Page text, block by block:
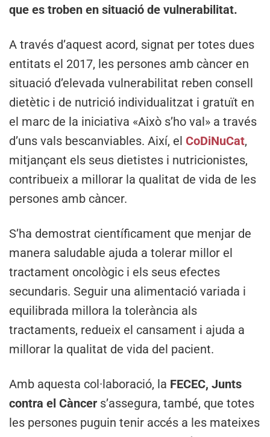
que es troben en situació de vulnerabilitat.
A través d’aquest acord, signat per totes dues
entitats el 2017, les persones amb càncer en
situació d’elevada vulnerabilitat reben consell
dietètic i de nutrició individualitzat i gratuït en
el marc de la iniciativa «Això s’ho val» a través
d’uns vals bescanviables. Així, el CoDiNuCat,
mitjançant els seus dietistes i nutricionistes,
contribueix a millorar la qualitat de vida de les
persones amb càncer.
S’ha demostrat científicament que menjar de
manera saludable ajuda a tolerar millor el
tractament oncològic i els seus efectes
secundaris. Seguir una alimentació variada i
equilibrada millora la tolerància als
tractaments, redueix el cansament i ajuda a
millorar la qualitat de vida del pacient.
Amb aquesta col·laboració, la FECEC, Junts
contra el Càncer s’assegura, també, que totes
les persones puguin tenir accés a les mateixes